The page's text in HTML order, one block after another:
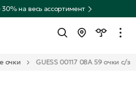
на весь ассортимент
очки GUESS 00117 08A 59 очки с/з